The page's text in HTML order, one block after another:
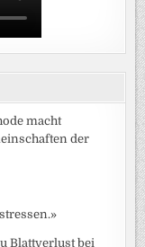
macht
der
Blattverlust bei